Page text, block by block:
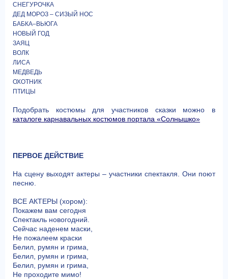
СНЕГУРОЧКА
ДЕД МОРОЗ – СИЗЫЙ НОС
БАБКА–ВЬЮГА
НОВЫЙ ГОД
ЗАЯЦ
ВОЛК
ЛИСА
МЕДВЕДЬ
ОХОТНИК
ПТИЦЫ
Подобрать костюмы для участников сказки можно в
каталоге карнавальных костюмов портала «Солнышко»
ПЕРВОЕ ДЕЙСТВИЕ
На сцену выходят актеры – участники спектакля. Они поют
песню.
ВСЕ АКТЕРЫ (хором):
Покажем вам сегодня
Спектакль новогодний.
Сейчас наденем маски,
Не пожалеем краски
Белил, румян и грима,
Белил, румян и грима,
Белил, румян и грима,
Не проходите мимо!